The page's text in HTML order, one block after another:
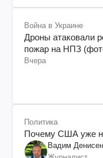
Война в Украине
Дроны атаковали
пожар на НПЗ
Вчера
Политика
Почему США уже
Вадим